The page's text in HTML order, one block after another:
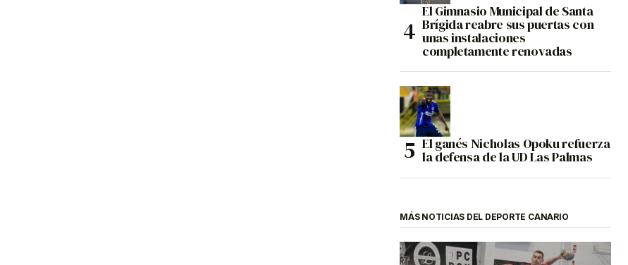
El Gimnasio Municipal de Santa
Brígida reabre sus puertas con
unas instalaciones
completamente renovadas
El ganés Nicholas Opoku refuerza
la defensa de la UD Las Palmas
MÁS NOTICIAS DEL DEPORTE CANARIO